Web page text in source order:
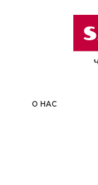
О НАС